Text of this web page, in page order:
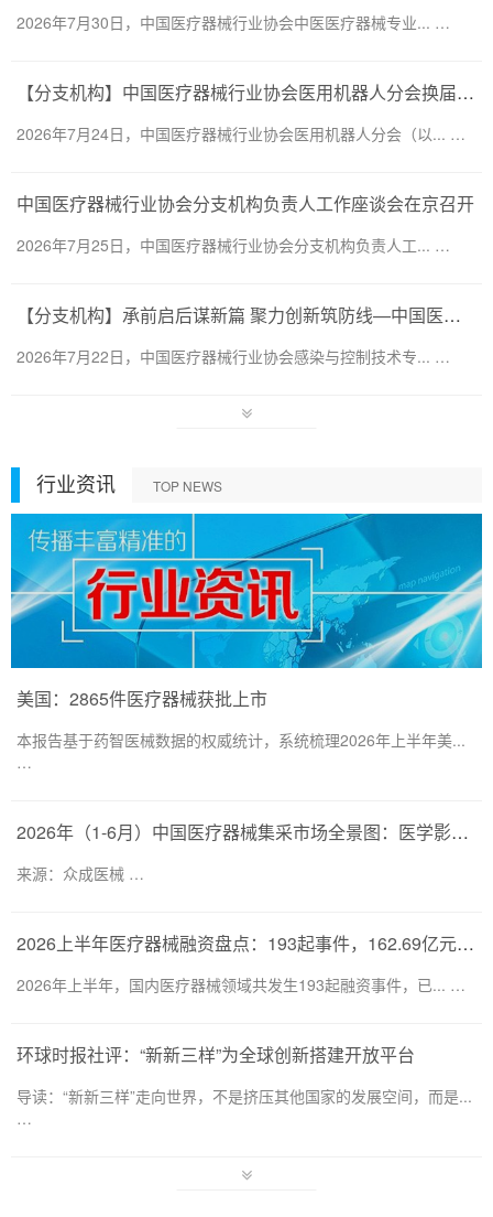
2026年7月30日，中国医疗器械行业协会中医医疗器械专业... …
【分支机构】中国医疗器械行业协会医用机器人分会换届会议暨医用机器人创新大会顺利召开
2026年7月24日，中国医疗器械行业协会医用机器人分会（以... …
中国医疗器械行业协会分支机构负责人工作座谈会在京召开
2026年7月25日，中国医疗器械行业协会分支机构负责人工... …
【分支机构】承前启后谋新篇 聚力创新筑防线—中国医疗器械行业协会感染与控制技术专业委员会换届会暨第六届第一次会员代表大会圆满召开
2026年7月22日，中国医疗器械行业协会感染与控制技术专... …
行业资讯 TOP NEWS
美国：2865件医疗器械获批上市
本报告基于药智医械数据的权威统计，系统梳理2026年上半年美...
…
2026年（1-6月）中国医疗器械集采市场全景图：医学影像仍为集采主要目标，部分产品线增速显著
来源：众成医械 …
2026上半年医疗器械融资盘点：193起事件，162.69亿元流向何处？
2026年上半年，国内医疗器械领域共发生193起融资事件，已... …
环球时报社评：“新新三样”为全球创新搭建开放平台
导读：“新新三样”走向世界，不是挤压其他国家的发展空间，而是...
…